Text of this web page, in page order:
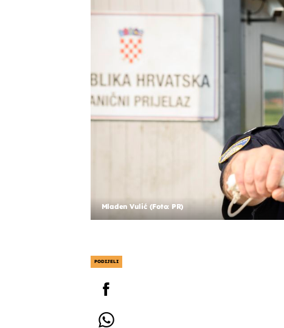
Mladen Vulić (Foto: PR)
PODIJELI